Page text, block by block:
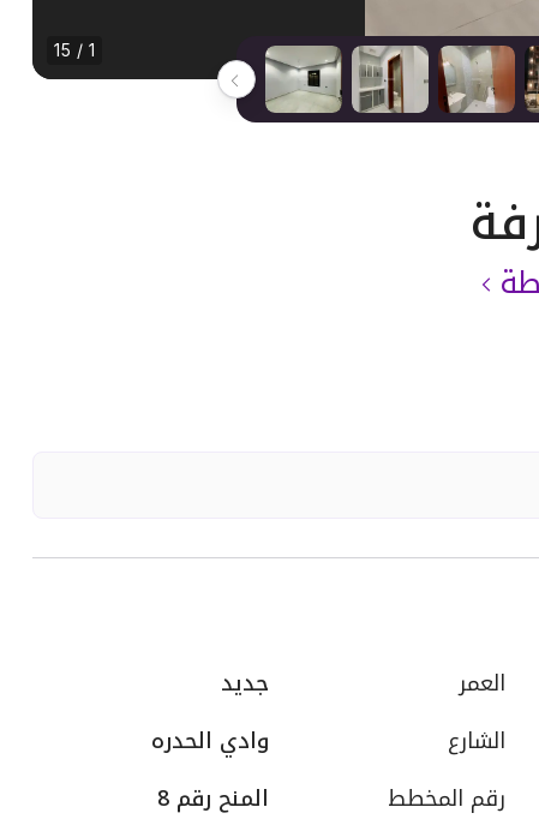
1 / 15
العمر
جديد
الشارع
وادي الحدره
رقم المخطط
المنح رقم 8